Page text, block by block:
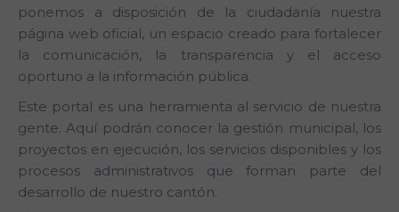
ponemos a disposición de la ciudadanía nuestra
página web oficial, un espacio creado para fortalecer
la comunicación, la transparencia y el acceso
oportuno a la información pública.
Este portal es una herramienta al servicio de nuestra
gente. Aquí podrán conocer la gestión municipal, los
proyectos en ejecución, los servicios disponibles y los
procesos administrativos que forman parte del
desarrollo de nuestro cantón.